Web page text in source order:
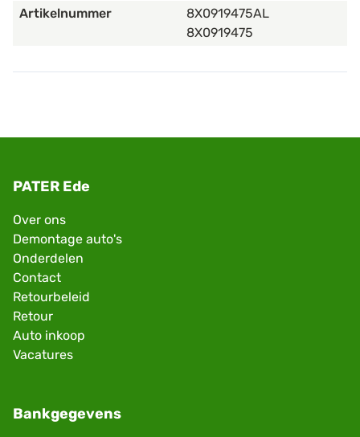
Artikelnummer
8X0919475AL
8X0919475
PATER Ede
Over ons
Demontage auto's
Onderdelen
Contact
Retourbeleid
Retour
Auto inkoop
Vacatures
Bankgegevens